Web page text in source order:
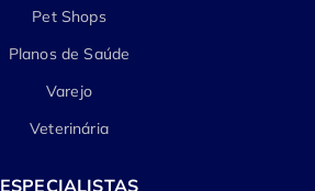
Pet Shops
Planos de Saúde
Varejo
Veterinária
ESPECIALISTAS